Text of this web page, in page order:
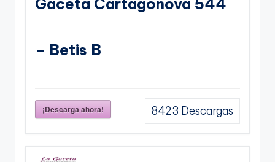
– Betis B
¡Descarga ahora! 8423 Descargas